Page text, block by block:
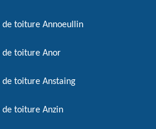
de toiture Annoeullin
de toiture Anor
de toiture Anstaing
de toiture Anzin